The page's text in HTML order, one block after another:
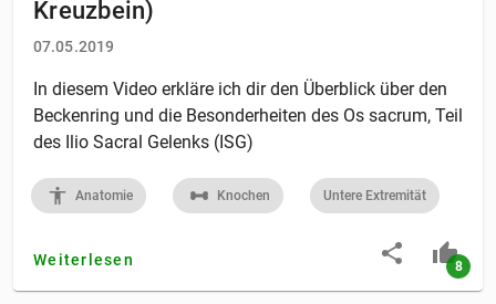
Kreuzbein)
07.05.2019
In diesem Video erkläre ich dir den Überblick über den
Beckenring und die Besonderheiten des Os sacrum, Teil
des Ilio Sacral Gelenks (ISG)
Anatomie Knochen Untere Extremität
Weiterlesen 8